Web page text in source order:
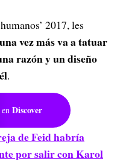
2017, les
una vez más va a tatuar
razón y un diseño
.
en Discover
de Feid habría
por salir con Karol